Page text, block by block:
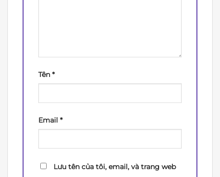
Tên *
Email *
Lưu tên của tôi, email, và trang web